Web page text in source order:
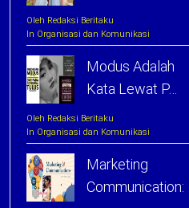
Oleh Redaksi Beritaku
In Organisasi dan Komunikasi
Modus Adalah
Kata Lewat P…
Oleh Redaksi Beritaku
In Organisasi dan Komunikasi
Marketing
Communication: …